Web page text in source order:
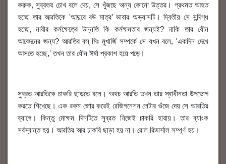
করুক, সুব্রতর চোখ বলে দেয়, সে খুঁজছে অন্য কোনো উত্তর। প্রথমত আহত
হচ্ছে তার আরতিকে 'আদুরে বউ মাত্র' ভাবার অভ্যাসটি। দ্বিতীয় সে সন্দিগ্ধ
হচ্ছে, নারীর কর্মক্ষেত্রে উন্নতি কি কর্মক্ষমতার জন্যই? নাকি তার যৌন
আবেদনের জন্য? আরতির বস্ মিঃ মুখার্জি সম্পর্কে সে যখন বলে, 'একদিন দেখে
আসতে হচ্ছে,' তখন তার যৌন ঈর্ষা প্রকাশ হয়ে পড়ে।
সুব্রত আরতিকে চাকরি ছাড়তে বলে। অথচ আরতি তখন তার স্বাধীনতা উপভোগ
করতে শিখেছে। এক রকম জোর করেই রেজিগনেশন লেটার গুঁজে দেয় সে আরতির
ব্যাগে। কিন্তু মোক্ষম দিনটিতে সুব্রত নিজেই চাকরি হারায়। তার ব্যাংক
সর্বস্বান্ত হয়। আরতির আর চাকরি ছাড়া হয় না। রোল রিভার্সাল সম্পূর্ণ হয়।